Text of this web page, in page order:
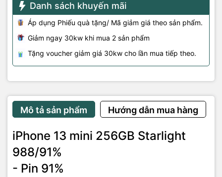
Danh sách khuyến mãi
Áp dụng Phiếu quà tặng/ Mã giảm giá theo sản phẩm.
Giảm ngay 30kw khi mua 2 sản phẩm
Tặng voucher giảm giá 30kw cho lần mua tiếp theo.
Mô tả sản phẩm Hướng dẫn mua hàng
iPhone 13 mini 256GB Starlight
988/91%
- Pin 91%